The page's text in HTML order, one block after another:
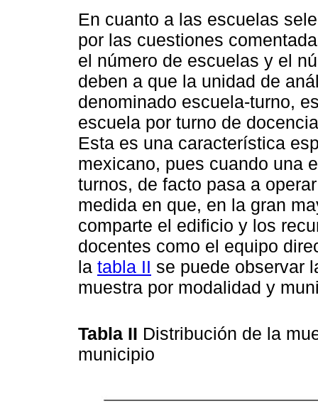
En cuanto a las escuelas
por las cuestiones
el número de escuelas y el
deben a que la unidad de
denominado escuela-turno,
escuela por turno de
Esta es una característica
mexicano, pues cuando una
turnos, de facto pasa a
medida en que, en la gran
comparte el edificio y los
docentes como el equipo
la tabla II se puede observar
muestra por modalidad y
Tabla II Distribución de la
municipio